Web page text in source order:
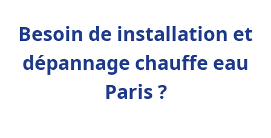
Besoin de installation et
dépannage chauffe eau
Paris ?